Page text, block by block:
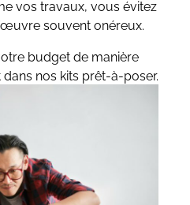
vos travaux, vous évitez
souvent onéreux.
budget de manière
nos kits prêt-à-poser.